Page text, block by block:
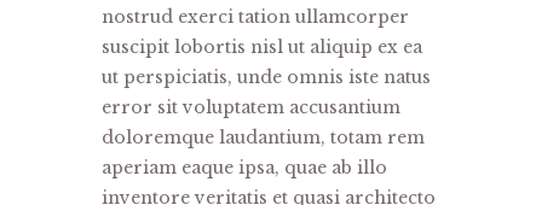
nostrud exerci tation ullamcorper
suscipit lobortis nisl ut aliquip ex ea
ut perspiciatis, unde omnis iste natus
error sit voluptatem accusantium
doloremque laudantium, totam rem
aperiam eaque ipsa, quae ab illo
inventore veritatis et quasi architecto